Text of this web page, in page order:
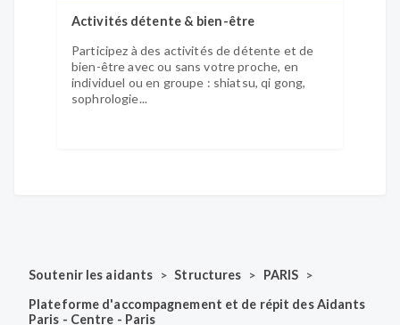
Activités détente & bien-être
Participez à des activités de détente et de
bien-être avec ou sans votre proche, en
individuel ou en groupe : shiatsu, qi gong,
sophrologie...
Soutenir les aidants > Structures > PARIS >
Plateforme d'accompagnement et de répit des Aidants
Paris - Centre - Paris